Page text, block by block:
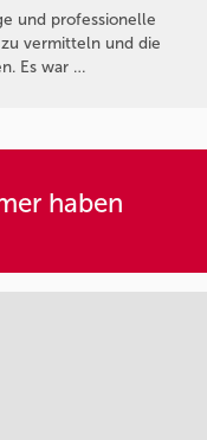
und professionelle
vermitteln und die
Es war …
haben